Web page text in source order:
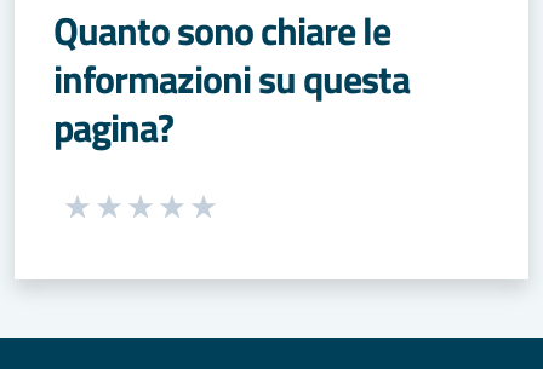
Quanto sono chiare le
informazioni su questa
pagina?
Seleziona una valutazione da 1 a 5 stelle